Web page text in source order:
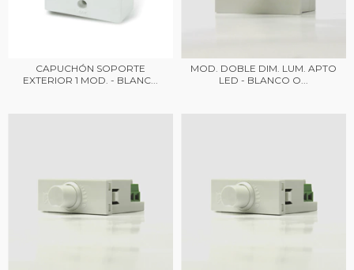
CAPUCHÓN SOPORTE
EXTERIOR 1 MOD. - BLANC...
MOD. DOBLE DIM. LUM. APTO
LED - BLANCO O...